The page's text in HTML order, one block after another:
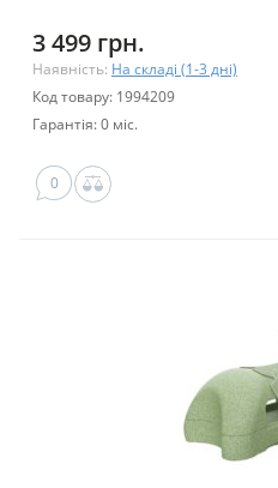
3 499 грн.
Наявність: На складі (1-3 дні)
Код товару: 1994209
Гарантія: 0 міс.
0